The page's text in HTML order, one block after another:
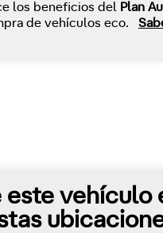
los beneficios del Plan
de vehículos eco.
este vehículo